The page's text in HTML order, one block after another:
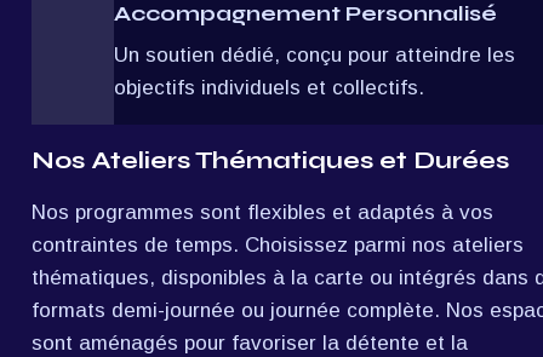
Accompagnement Personnalisé
Un soutien dédié, conçu pour atteindre les
objectifs individuels et collectifs.
Nos Ateliers Thématiques et Durées
Nos programmes sont flexibles et adaptés à vos
contraintes de temps. Choisissez parmi nos ateliers
thématiques, disponibles à la carte ou intégrés dans
formats demi-journée ou journée complète. Nos
sont aménagés pour favoriser la détente et la